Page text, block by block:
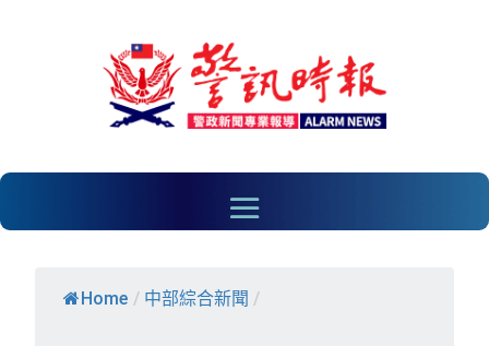
Home / 中部綜合新聞 /